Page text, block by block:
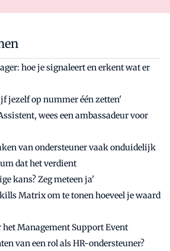
hoe je signaleert en erkent wat er
jezelf op nummer één zetten'
wees een ambassadeur voor
van ondersteuner vaak onduidelijk
dat het verdient
kans? Zeg meteen ja'
Matrix om te tonen hoeveel je waard
Management Support Event
van een rol als HR-ondersteuner?